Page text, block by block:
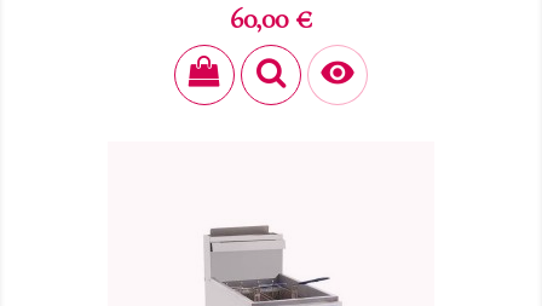
Prix
60,00 €
